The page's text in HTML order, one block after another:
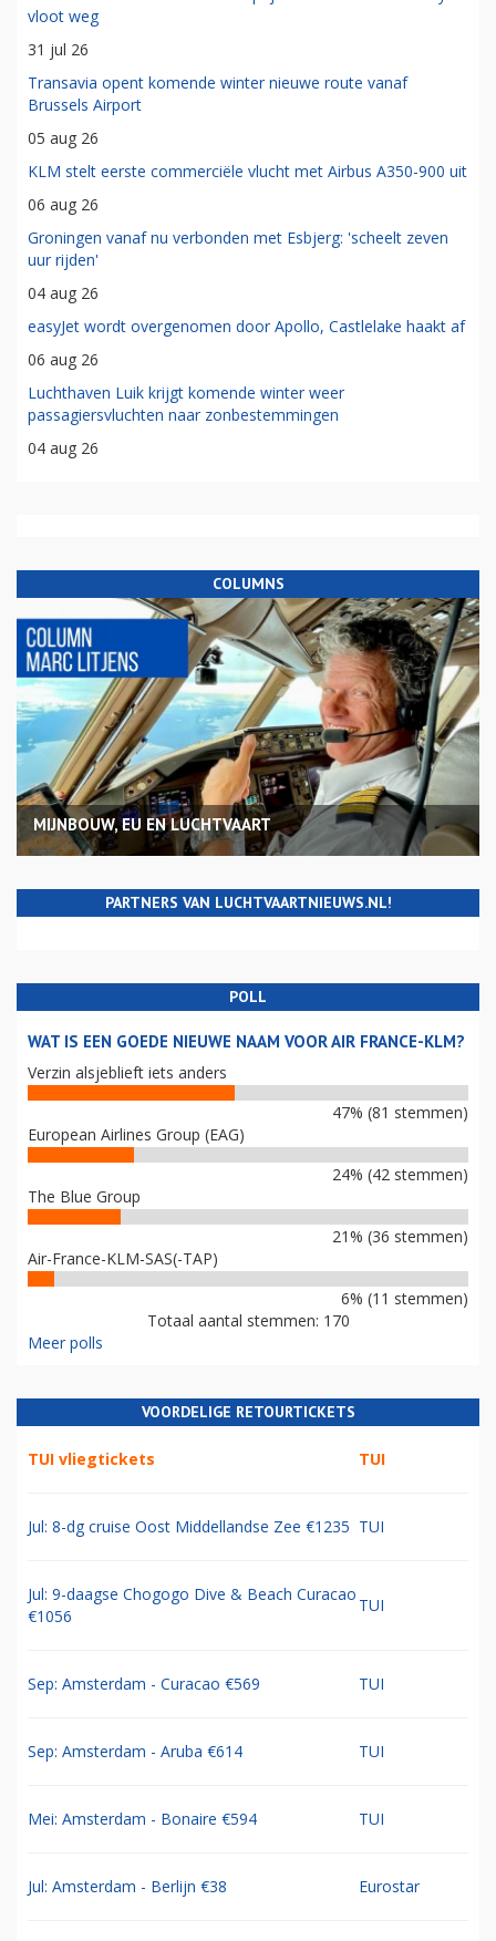
vloot weg
31 jul 26
Transavia opent komende winter nieuwe route vanaf
Brussels Airport
05 aug 26
KLM stelt eerste commerciële vlucht met Airbus A350-900 uit
06 aug 26
Groningen vanaf nu verbonden met Esbjerg: 'scheelt zeven
uur rijden'
04 aug 26
easyJet wordt overgenomen door Apollo, Castlelake haakt af
06 aug 26
Luchthaven Luik krijgt komende winter weer
passagiersvluchten naar zonbestemmingen
04 aug 26
COLUMNS
MIJNBOUW, EU EN LUCHTVAART
PARTNERS VAN LUCHTVAARTNIEUWS.NL!
POLL
WAT IS EEN GOEDE NIEUWE NAAM VOOR AIR FRANCE-KLM?
Verzin alsjeblieft iets anders
47% (81 stemmen)
European Airlines Group (EAG)
24% (42 stemmen)
The Blue Group
21% (36 stemmen)
Air-France-KLM-SAS(-TAP)
6% (11 stemmen)
Totaal aantal stemmen: 170
Meer polls
VOORDELIGE RETOURTICKETS
TUI vliegtickets TUI
Jul: 8-dg cruise Oost Middellandse Zee €1235 TUI
Jul: 9-daagse Chogogo Dive & Beach Curacao
€1056
TUI
Sep: Amsterdam - Curacao €569 TUI
Sep: Amsterdam - Aruba €614 TUI
Mei: Amsterdam - Bonaire €594 TUI
Jul: Amsterdam - Berlijn €38 Eurostar